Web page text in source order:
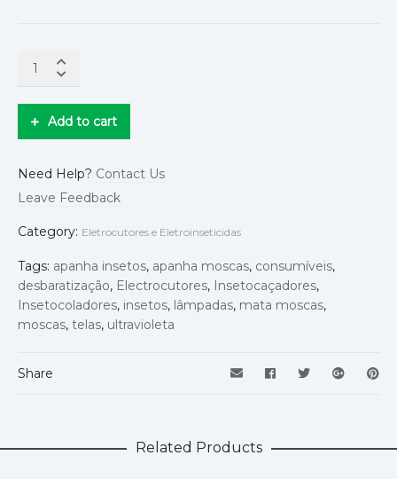
Add to cart
Need Help? Contact Us
Leave Feedback
Category: Eletrocutores e Eletroinseticidas
Tags: apanha insetos, apanha moscas, consumíveis,
desbaratização, Electrocutores, Insetocaçadores,
Insetocoladores, insetos, lâmpadas, mata moscas,
moscas, telas, ultravioleta
Share
Related Products